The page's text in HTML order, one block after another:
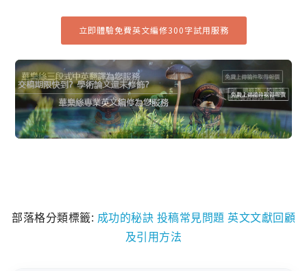
立即體驗免費英文編修300字試用服務
部落格分類標籤: 成功的秘訣 投稿常見問題 英文文獻回顧
及引用方法